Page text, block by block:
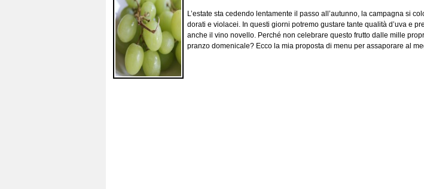
L’estate sta cedendo lentamente il passo all’autunno, la campagna si
dorati e violacei. In questi giorni potremo gustare tante qualità d’uva e
anche il vino novello. Perché non celebrare questo frutto dalle mille
pranzo domenicale? Ecco la mia proposta di menu per assaporare al